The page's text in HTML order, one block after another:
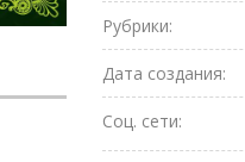
Рубрики:
Дата создания:
Соц. сети: